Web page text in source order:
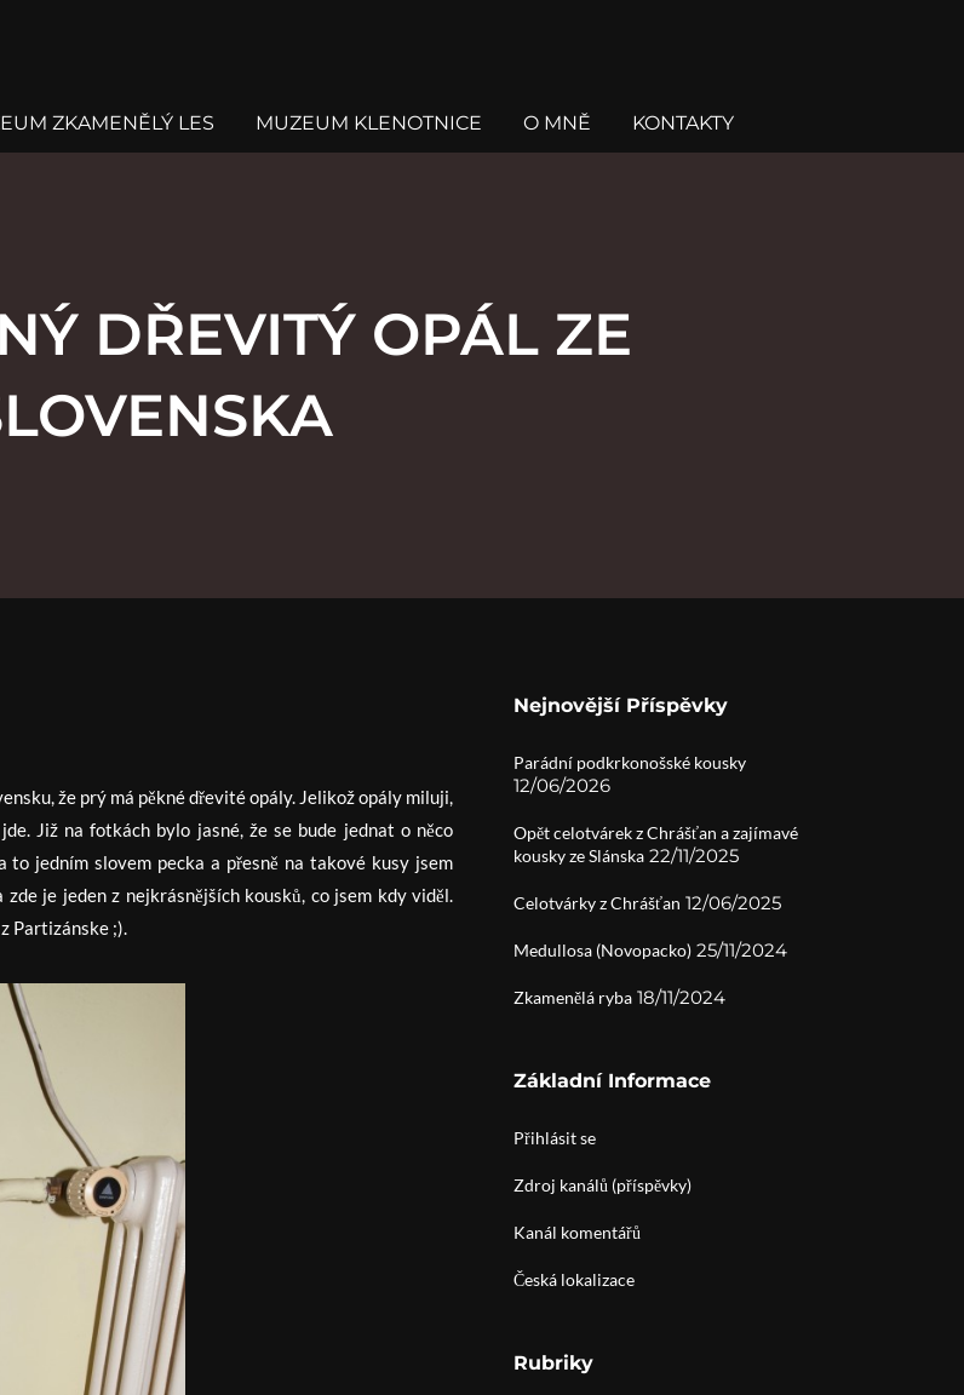
ZKAMENĚLÝ LES MUZEUM KLENOTNICE O MNĚ KONTAKTY
DŘEVITÝ OPÁL ZE
že prý má pěkné dřevité opály. Jelikož opály miluji,
Již na fotkách bylo jasné, že se bude jednat o něco
jedním slovem pecka a přesně na takové kusy jsem
je jeden z nejkrásnějších kousků, co jsem kdy viděl.
Partizánske ;).
Nejnovější Příspěvky
Parádní podkrkonošské kousky
12/06/2026
Opět celotvárek z Chrášťan a zajímavé
kousky ze Slánska 22/11/2025
Celotvárky z Chrášťan 12/06/2025
Medullosa (Novopacko) 25/11/2024
Zkamenělá ryba 18/11/2024
Základní Informace
Přihlásit se
Zdroj kanálů (příspěvky)
Kanál komentářů
Česká lokalizace
Rubriky